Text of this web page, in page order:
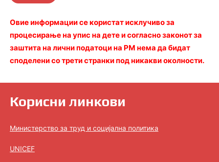
Овие информации се користат исклучиво за
процесирање на упис на дете и согласно законот за
заштита на лични податоци на РМ нема да бидат
споделени со трети странки под никакви околности.
Корисни линкови
Министерство за труд и социјална политика
UNICEF